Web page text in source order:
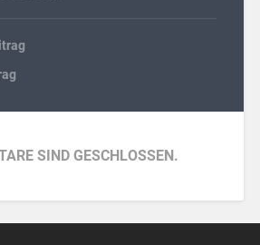
SIND GESCHLOSSEN.